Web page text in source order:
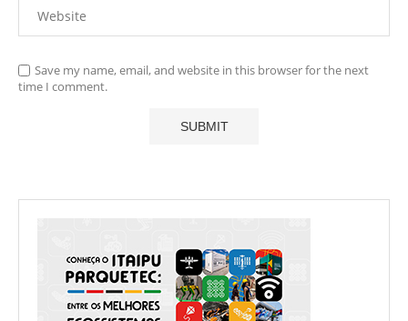
Save my name, email, and website in this browser for the next
time I comment.